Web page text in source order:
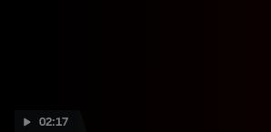
02:17